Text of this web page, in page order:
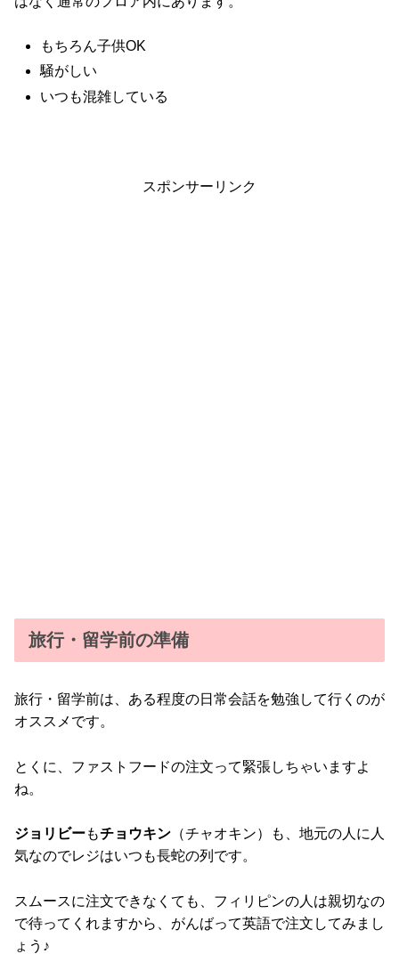
もちろん子供OK
騒がしい
いつも混雑している
スポンサーリンク
旅行・留学前の準備
旅行・留学前は、ある程度の日常会話を勉強して行くのが
オススメです。
とくに、ファストフードの注文って緊張しちゃいますよ
ね。
ジョリビーもチョウキン （チャオキン）も、地元の人に人
気なのでレジはいつも長蛇の列です。
スムースに注文できなくても、フィリピンの人は親切なの
で待ってくれますから、がんばって英語で注文してみまし
ょう♪